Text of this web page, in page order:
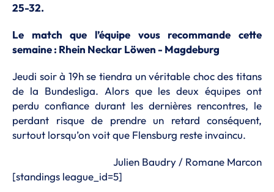
25-32.
Le match que l’équipe vous recommande cette
semaine : Rhein Neckar Löwen - Magdeburg
Jeudi soir à 19h se tiendra un véritable choc des titans
de la Bundesliga. Alors que les deux équipes ont
perdu confiance durant les dernières rencontres, le
perdant risque de prendre un retard conséquent,
surtout lorsqu’on voit que Flensburg reste invaincu.
Julien Baudry / Romane Marcon
[standings league_id=5]